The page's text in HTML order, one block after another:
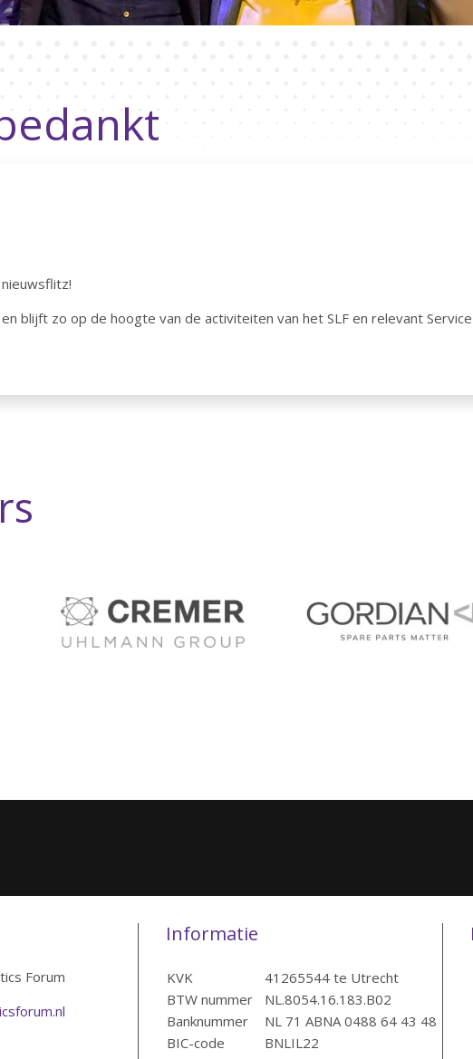
blijft zo op de hoogte van de activiteiten van het SLF en relevant
Forum
Informatie
KVK
41265544 te Utrecht
BTW nummer
NL.8054.16.183.B02
Banknummer
NL 71 ABNA 0488 64 43 48
BIC-code
BNLIL22